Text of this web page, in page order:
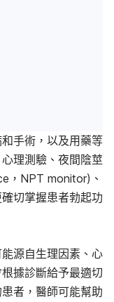
手術，以及用藥等
理測驗、 夜間陰莖
，NPT monitor) 、
切掌握患者勃起功
源自生理因素、心
據診斷給予最適切
患者，醫師可能幫助